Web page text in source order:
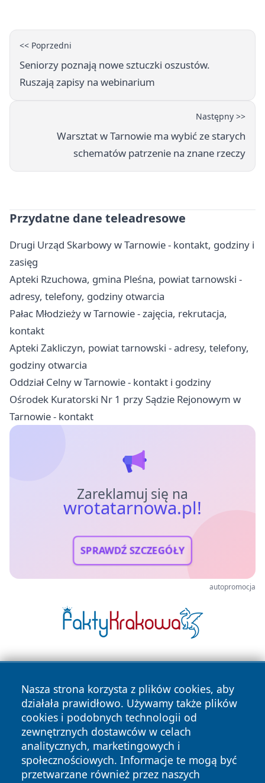
<< Poprzedni
Seniorzy poznają nowe sztuczki oszustów.
Ruszają zapisy na webinarium
Następny >>
Warsztat w Tarnowie ma wybić ze starych
schematów patrzenie na znane rzeczy
Przydatne dane teleadresowe
Drugi Urząd Skarbowy w Tarnowie - kontakt, godziny i
zasięg
Apteki Rzuchowa, gmina Pleśna, powiat tarnowski -
adresy, telefony, godziny otwarcia
Pałac Młodzieży w Tarnowie - zajęcia, rekrutacja,
kontakt
Apteki Zakliczyn, powiat tarnowski - adresy, telefony,
godziny otwarcia
Oddział Celny w Tarnowie - kontakt i godziny
Ośrodek Kuratorski Nr 1 przy Sądzie Rejonowym w
Tarnowie - kontakt
Zareklamuj się na
wrotatarnowa.pl!
SPRAWDŹ SZCZEGÓŁY
autopromocja
Nasza strona korzysta z plików cookies, aby
działała prawidłowo. Używamy także plików
cookies i podobnych technologii od
zewnętrznych dostawców w celach
analitycznych, marketingowych i
społecznościowych. Informacje te mogą być
przetwarzane również przez naszych
Copyright © 2026 wrotatarnowa.pl Wszystkie prawa
zastrzeżone.